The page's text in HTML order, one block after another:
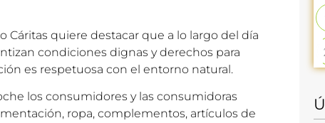
Cáritas quiere destacar que a lo largo del día
condiciones dignas y derechos para
es respetuosa con el entorno natural.
los consumidores y las consumidoras
ropa, complementos, artículos de